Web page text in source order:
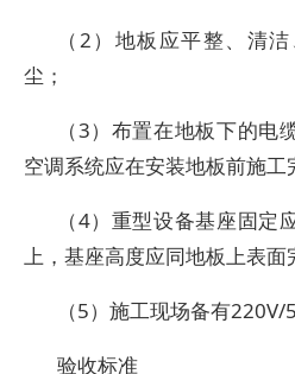
（2）地板应平整、清
尘；
（3）布置在地板下的电
空调系统应在安装地板前施工
（4）重型设备基座固定
上，基座高度应同地板上表面
（5）施工现场备有220V/
验收标准